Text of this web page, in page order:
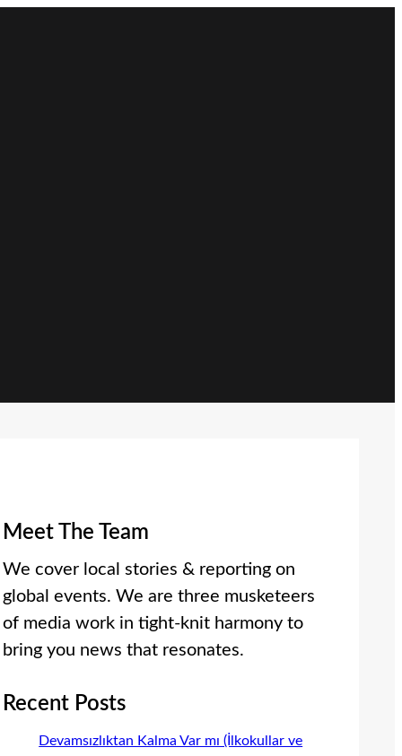
Meet The Team
We cover local stories & reporting on
global events. We are three musketeers
of media work in tight-knit harmony to
bring you news that resonates.
Recent Posts
Devamsızlıktan Kalma Var mı (İlkokullar ve